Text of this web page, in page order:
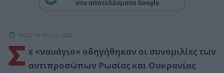
στα αποτελέσματα Google
16:20, 16 Μαΐου 2025
Σ ε «ναυάγιο» οδηγήθηκαν οι συνομιλίες των
αντιπροσώπων Ρωσίας και Ουκρανίας